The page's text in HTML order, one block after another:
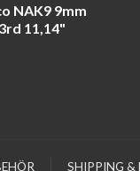
NAK9 9mm
11,14"
SHIPPING &